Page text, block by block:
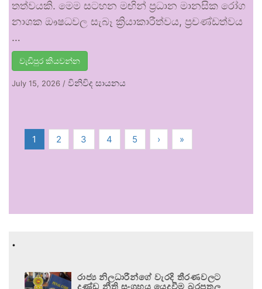
තත්වයකි. මෙම සටහන මඟින් ප්‍රධාන මානසික රෝග
නාශක ඖෂධවල සැබෑ ක්‍රියාකාරීත්වය, ප්‍රචණ්ඩත්වය
…
වැඩිපුර කියවන්න
July 15, 2026 / විනිවිද සායනය
1 2 3 4 5 › »
.
රාජ්‍ය නිලධාරීන්ගේ වැරදි තීරණවලට
දණ්ඩ නීති සංග්‍රහය යෙදවීම බරපතල